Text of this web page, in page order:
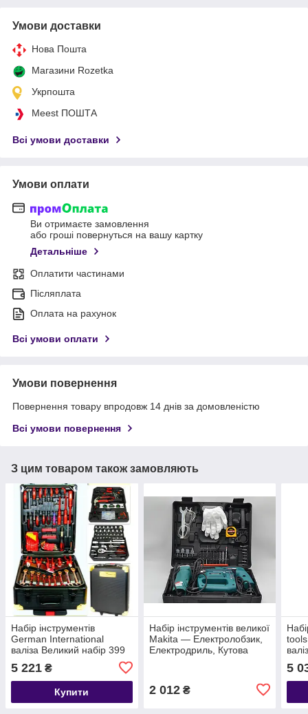
Умови доставки
Нова Пошта
Магазини Rozetka
Укрпошта
Meest ПОШТА
Всі умови доставки
Умови оплати
Ви отримаєте замовлення
або гроші повернуться на вашу картку
Детальніше
Оплатити частинами
Післяплата
Оплата на рахунок
Всі умови оплати
Умови повернення
Повернення товару впродовж 14 днів за домовленістю
Всі умови повернення
З цим товаром також замовляють
Набір інструментів
German International
валіза Великий набір 399
5 221 ₴
Купити
Набір інструментів великої
Makita — Електролобзик,
Електродриль, Кутова
2 012₴
5